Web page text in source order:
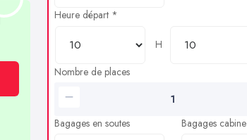
Heure départ *
H
Nombre de places
Bagages en soutes Bagages cabine